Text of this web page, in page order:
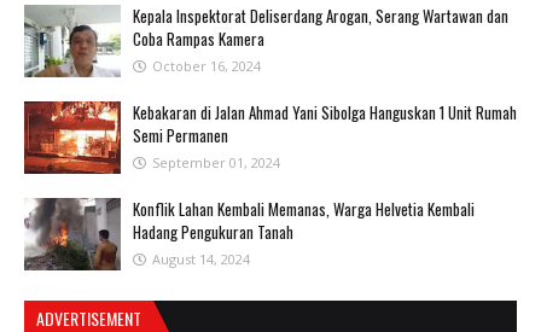
Kepala Inspektorat Deliserdang Arogan, Serang Wartawan dan
Coba Rampas Kamera
October 16, 2024
Kebakaran di Jalan Ahmad Yani Sibolga Hanguskan 1 Unit Rumah
Semi Permanen
September 01, 2024
Konflik Lahan Kembali Memanas, Warga Helvetia Kembali
Hadang Pengukuran Tanah
August 14, 2024
ADVERTISEMENT